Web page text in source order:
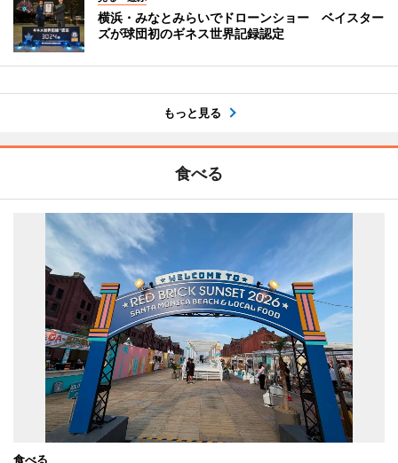
横浜・みなとみらいでドローンショー ベイスター
ズが球団初のギネス世界記録認定
もっと見る
食べる
食べる